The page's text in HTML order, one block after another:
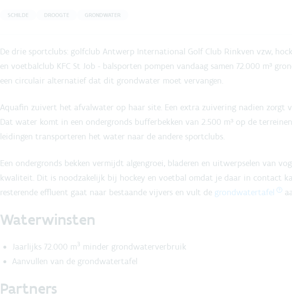
SCHILDE DROOGTE GRONDWATER
De drie sportclubs: golfclub Antwerp International Golf Club Rinkven vzw,
en voetbalclub KFC St Job - balsporten pompen vandaag samen 72.000 m³
een circulair alternatief dat dit grondwater moet vervangen.
Aquafin zuivert het afvalwater op haar site. Een extra zuivering nadien zorgt
Dat water komt in een ondergronds bufferbekken van 2.500 m³ op de
leidingen transporteren het water naar de andere sportclubs.
Een ondergronds bekken vermijdt algengroei, bladeren en uitwerpselen van
kwaliteit. Dit is noodzakelijk bij hockey en voetbal omdat je daar in contact
resterende effluent gaat naar bestaande vijvers en vult de grondwatertafel
Waterwinsten
Jaarlijks 72.000 m3 minder grondwaterverbruik
Aanvullen van de grondwatertafel
Partners